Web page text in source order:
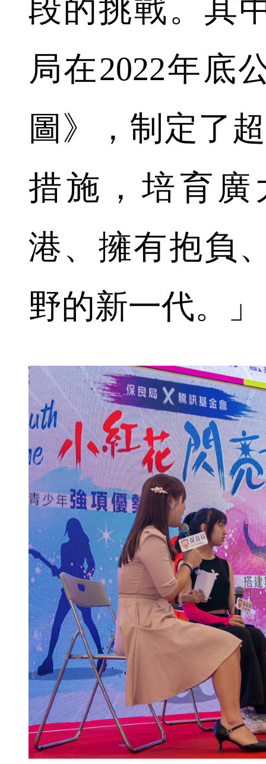
段的挑戰。其
局在2022年底
圖》，制定了
措施，培育廣
港、擁有抱負
野的新一代。」